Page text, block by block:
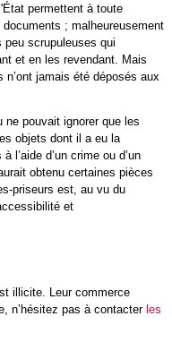
permettent à toute
; malheureusement
scrupuleuses qui
et en les revendant. Mais
jamais été déposés aux
ne pouvait ignorer que les
objets dont il a eu la
l’aide d’un crime ou d’un
obtenu certaines pièces
priseurs est, au vu du
et
illicite. Leur commerce
n’hésitez pas à contacter les